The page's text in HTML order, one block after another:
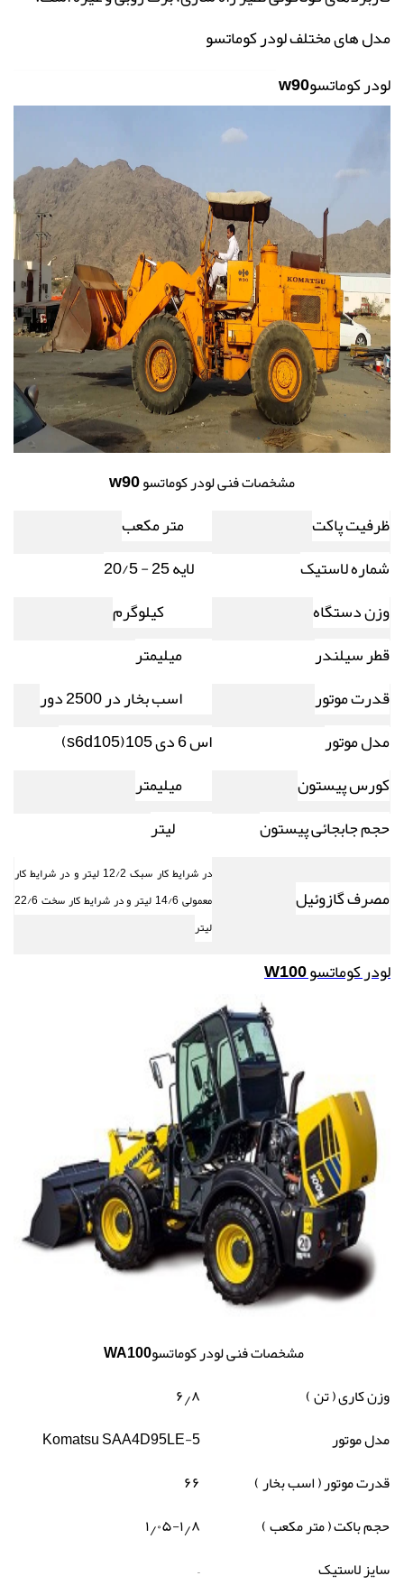
مدل های مختلف لودر کوماتسو
لودر کوماتسوw90
مشخصات فنی لودر کوماتسوw90
ظرفیت پاکت
شماره لاستیک
وزن دستگاه
قطر سیلندر
قدرت موتور
مدل موتور
اس 6 دی 105
(s6d105)
کورس پیستون
حجم جابجائی پیستون
مصرف گازوئیل
در شرایط کار سبک 12/2 لیتر و
در شرایط کار
معمولی 14/6 لیتر و در شرایط کار سخت 22/6
لیتر
لودر کوماتسوW100
مشخصات فنیلودر کوماتسوWA100
وزن کاری( تن ) ۶٫۸
مدل موتور
Komatsu SAA4D95LE-5
قدرت موتور( اسب بخار )
۶۶
حجم باکت( متر مکعب ) ۱٫۰۵-۱٫۸
سایز لاستیک
–